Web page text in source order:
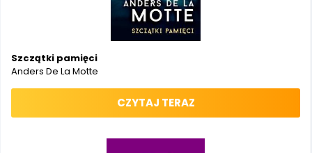
Szczątki pamięci
Anders De La Motte
CZYTAJ TERAZ